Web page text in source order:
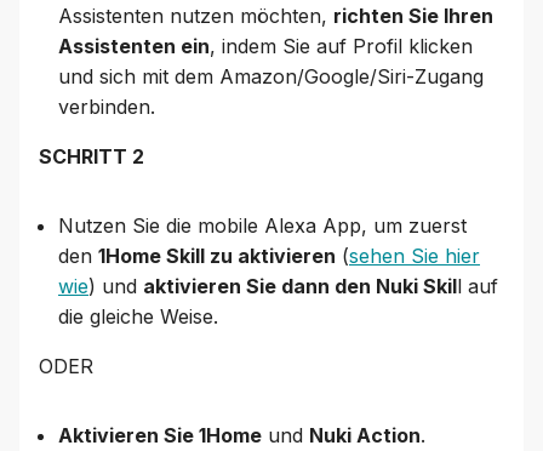
Assistenten nutzen möchten, richten Sie Ihren
Assistenten ein, indem Sie auf Profil klicken
und sich mit dem Amazon/Google/Siri-Zugang
verbinden.
SCHRITT 2
Nutzen Sie die mobile Alexa App, um zuerst
den 1Home Skill zu aktivieren (sehen Sie hier
wie) und aktivieren Sie dann den Nuki Skill auf
die gleiche Weise.
ODER
Aktivieren Sie 1Home und Nuki Action.